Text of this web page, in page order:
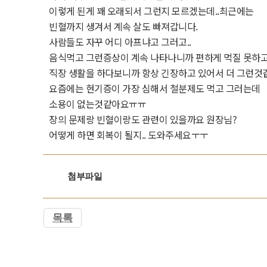
이렇게 된게 꽤 오래되서 그런지 모르겠는데..최근에는
빈혈까지 생겨서 계속 살도 빠져갑니다.
사람들도 자꾸 어디 아프냐고 그러고..
음식먹고 그런증상이 계속 나타나니까 편하게 먹질 못하
직장 생활을 하다보니까 항상 긴장하고 있어서 더 그런것
요즘에는 현기증이 가장 심해서 철분제도 먹고 그러는데
소용이 없는것같아요ㅠㅠ
장의 문제랑 빈혈이랑도 관련이 있을까요 원장님?
어떻게 하면 회복이 될지.. 도와주세요ㅜㅜ
첨부파일
목록